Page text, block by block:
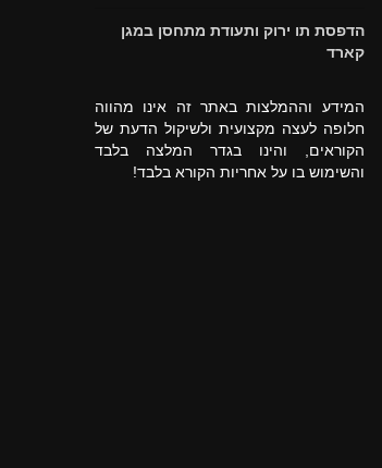
הדפסת תו ירוק ותעודת מתחסן במגן
קארד
המידע וההמלצות באתר זה אינו מהווה
חלופה לעצה מקצועית ולשיקול הדעת של
הקוראים, והינו בגדר המלצה בלבד
והשימוש בו על אחריות הקורא בלבד!